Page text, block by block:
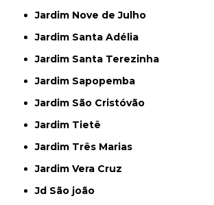
Jardim Nove de Julho
Jardim Santa Adélia
Jardim Santa Terezinha
Jardim Sapopemba
Jardim São Cristóvão
Jardim Tietê
Jardim Três Marias
Jardim Vera Cruz
Jd São joão